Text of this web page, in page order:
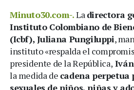
Minuto30.com-.La directora
Instituto Colombiano de
(Icbf), Juliana Pungiluppi,
instituto «respalda el
presidente de la República,
la medida de cadena perpetua
sexuales de niños, niñas y